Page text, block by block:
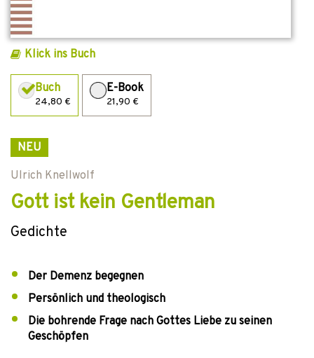
Klick ins Buch
Buch
24,80 €
E-Book
21,90 €
NEU
Ulrich Knellwolf
Gott ist kein Gentleman
Gedichte
Der Demenz begegnen
Persönlich und theologisch
Die bohrende Frage nach Gottes Liebe zu seinen
Geschöpfen